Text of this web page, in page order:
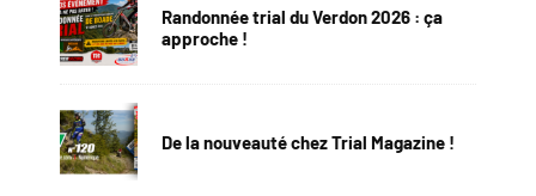
Randonnée trial du Verdon 2026 : ça
approche !
De la nouveauté chez Trial Magazine !